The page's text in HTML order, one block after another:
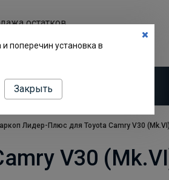
остатков
Лидер-Плюс для Toyota Camry V30
V30
и поперечин установка в
Закрыть